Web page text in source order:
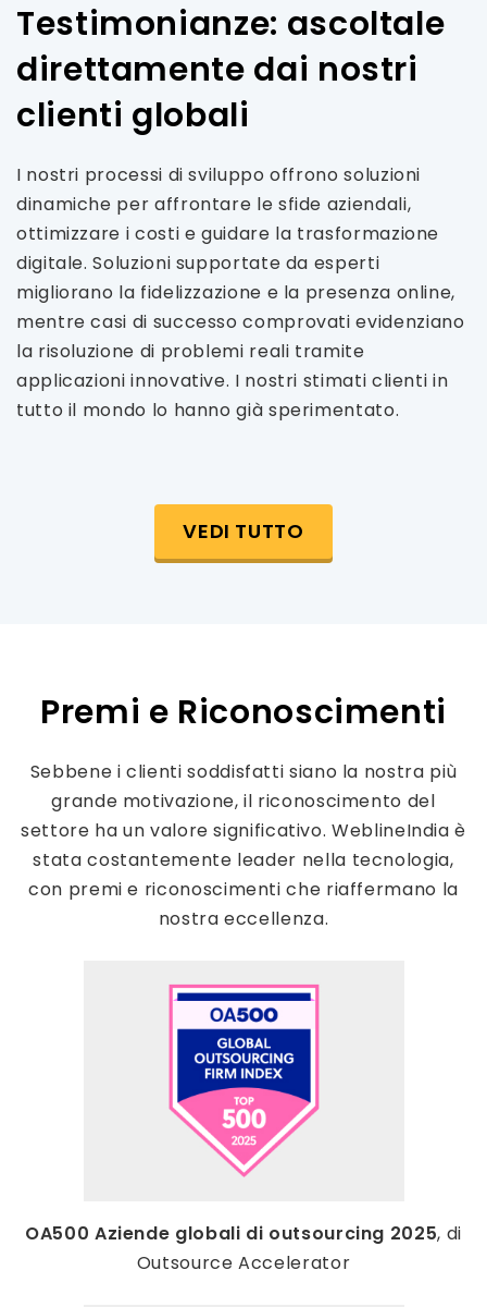
Testimonianze: ascoltale
direttamente dai nostri
clienti globali
I nostri processi di sviluppo offrono soluzioni
dinamiche per affrontare le sfide aziendali,
ottimizzare i costi e guidare la trasformazione
digitale. Soluzioni supportate da esperti
migliorano la fidelizzazione e la presenza online,
mentre casi di successo comprovati evidenziano
la risoluzione di problemi reali tramite
applicazioni innovative. I nostri stimati clienti in
tutto il mondo lo hanno già sperimentato.
VEDI TUTTO
Premi e Riconoscimenti
Sebbene i clienti soddisfatti siano la nostra più
grande motivazione, il riconoscimento del
settore ha un valore significativo. WeblineIndia è
stata costantemente leader nella tecnologia,
con premi e riconoscimenti che riaffermano la
nostra eccellenza.
OA500 Aziende globali di outsourcing 2025, di
Outsource Accelerator